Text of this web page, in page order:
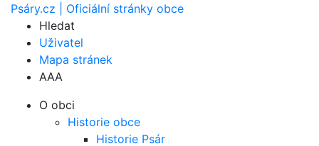
Psáry.cz | Oficiální stránky obce
Hledat
Uživatel
Mapa stránek
AAA
O obci
Historie obce
Historie Psár